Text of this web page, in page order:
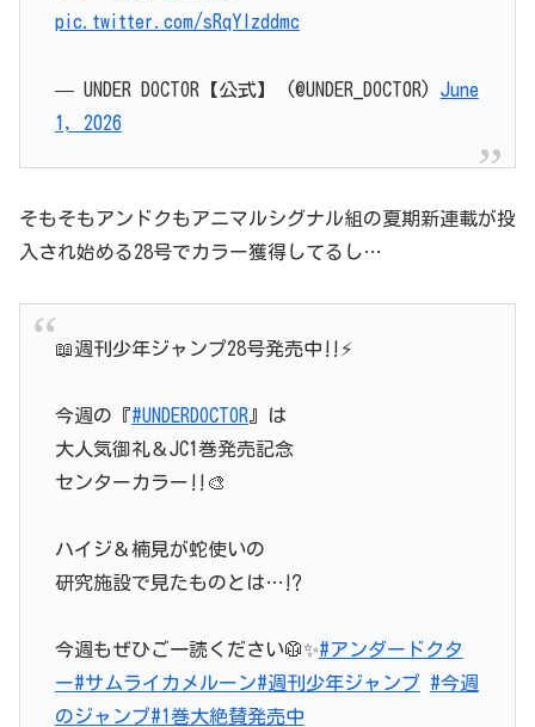
pic.twitter.com/sRqYlzddmc
— UNDER DOCTOR【公式】 (@UNDER_DOCT0R) June
1, 2026
そもそもアンドクもアニマルシグナル組の夏期新連載が投
入され始める28号でカラー獲得してるし…
📖週刊少年ジャンプ28号発売中‼️⚡️
今週の『#UNDERDOCTOR 』は
大人気御礼＆JC1巻発売記念
センターカラー‼️🎨
ハイジ＆楠見が蛇使いの
研究施設で見たものとは…⁉️
今週もぜひご一読ください🥼✨#アンダードクタ
ー#サムライカメルーン#週刊少年ジャンプ
#今週
のジャンプ#1巻大絶賛発売中